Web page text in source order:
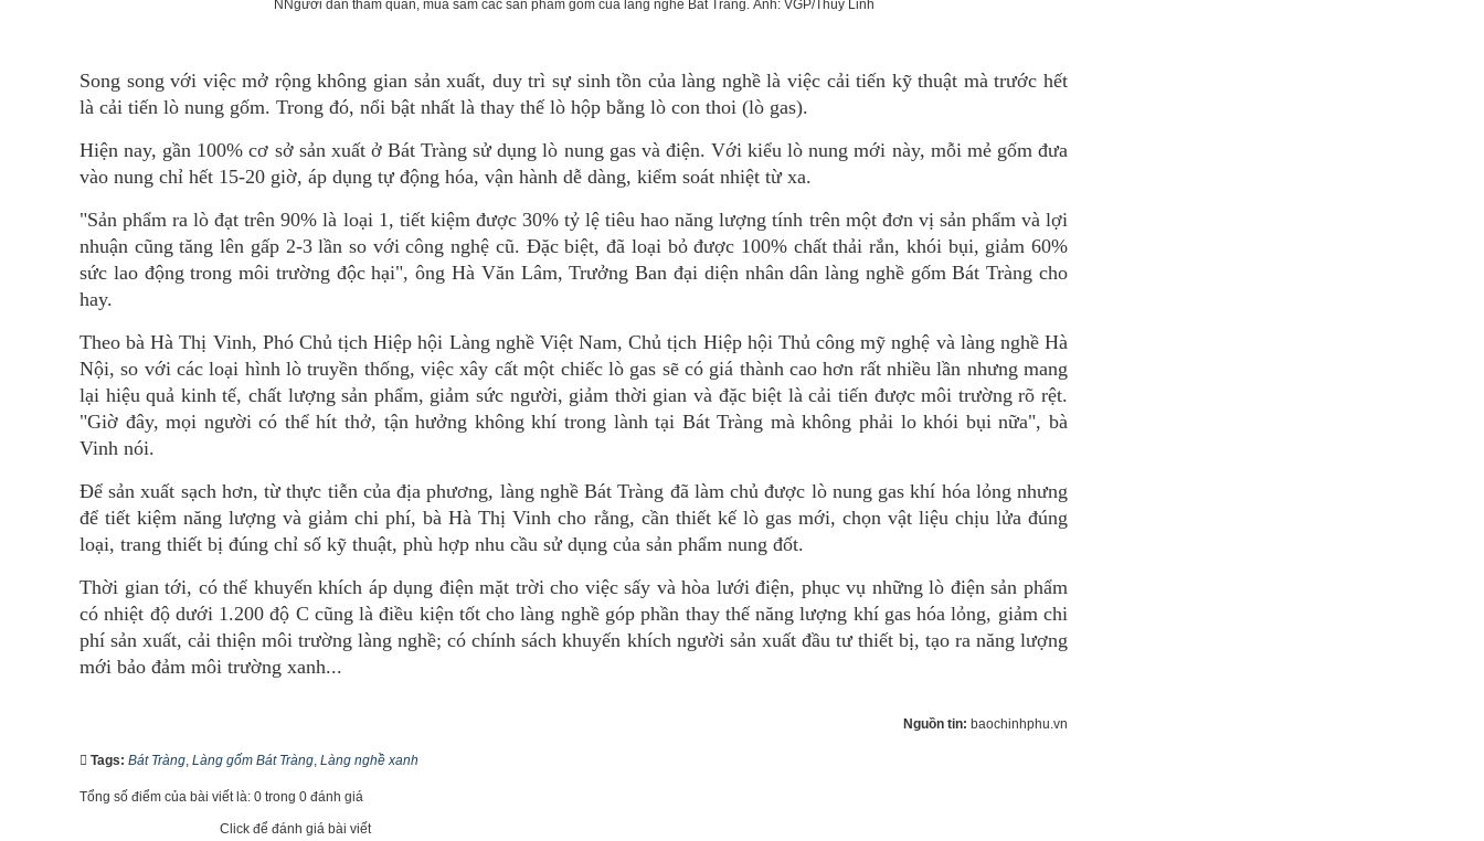
NNgười dân thăm quan, mua sắm các sản phẩm gốm của làng nghề Bát Tràng. Ảnh: VGP/Thùy Linh
Song song với việc mở rộng không gian sản xuất, duy trì sự sinh tồn của làng nghề là việc cải tiến kỹ thuật mà trước hết
là cải tiến lò nung gốm. Trong đó, nổi bật nhất là thay thế lò hộp bằng lò con thoi (lò gas).
Hiện nay, gần 100% cơ sở sản xuất ở Bát Tràng sử dụng lò nung gas và điện. Với kiểu lò nung mới này, mỗi mẻ gốm đưa
vào nung chỉ hết 15-20 giờ, áp dụng tự động hóa, vận hành dễ dàng, kiểm soát nhiệt từ xa.
"Sản phẩm ra lò đạt trên 90% là loại 1, tiết kiệm được 30% tỷ lệ tiêu hao năng lượng tính trên một đơn vị sản phẩm và lợi
nhuận cũng tăng lên gấp 2-3 lần so với công nghệ cũ. Đặc biệt, đã loại bỏ được 100% chất thải rắn, khói bụi, giảm 60%
sức lao động trong môi trường độc hại", ông Hà Văn Lâm, Trưởng Ban đại diện nhân dân làng nghề gốm Bát Tràng cho
hay.
Theo bà Hà Thị Vinh, Phó Chủ tịch Hiệp hội Làng nghề Việt Nam, Chủ tịch Hiệp hội Thủ công mỹ nghệ và làng nghề Hà
Nội, so với các loại hình lò truyền thống, việc xây cất một chiếc lò gas sẽ có giá thành cao hơn rất nhiều lần nhưng mang
lại hiệu quả kinh tế, chất lượng sản phẩm, giảm sức người, giảm thời gian và đặc biệt là cải tiến được môi trường rõ rệt.
"Giờ đây, mọi người có thể hít thở, tận hưởng không khí trong lành tại Bát Tràng mà không phải lo khói bụi nữa", bà
Vinh nói.
Để sản xuất sạch hơn, từ thực tiễn của địa phương, làng nghề Bát Tràng đã làm chủ được lò nung gas khí hóa lỏng nhưng
để tiết kiệm năng lượng và giảm chi phí, bà Hà Thị Vinh cho rằng, cần thiết kế lò gas mới, chọn vật liệu chịu lửa đúng
loại, trang thiết bị đúng chỉ số kỹ thuật, phù hợp nhu cầu sử dụng của sản phẩm nung đốt.
Thời gian tới, có thể khuyến khích áp dụng điện mặt trời cho việc sấy và hòa lưới điện, phục vụ những lò điện sản phẩm
có nhiệt độ dưới 1.200 độ C cũng là điều kiện tốt cho làng nghề góp phần thay thế năng lượng khí gas hóa lỏng, giảm chi
phí sản xuất, cải thiện môi trường làng nghề; có chính sách khuyến khích người sản xuất đầu tư thiết bị, tạo ra năng lượng
mới bảo đảm môi trường xanh...
Nguồn tin: baochinhphu.vn
Tags: Bát Tràng Làng gốm Bát Tràng Làng nghề xanh
Tổng số điểm của bài viết là: 0 trong 0 đánh giá
Click để đánh giá bài viết